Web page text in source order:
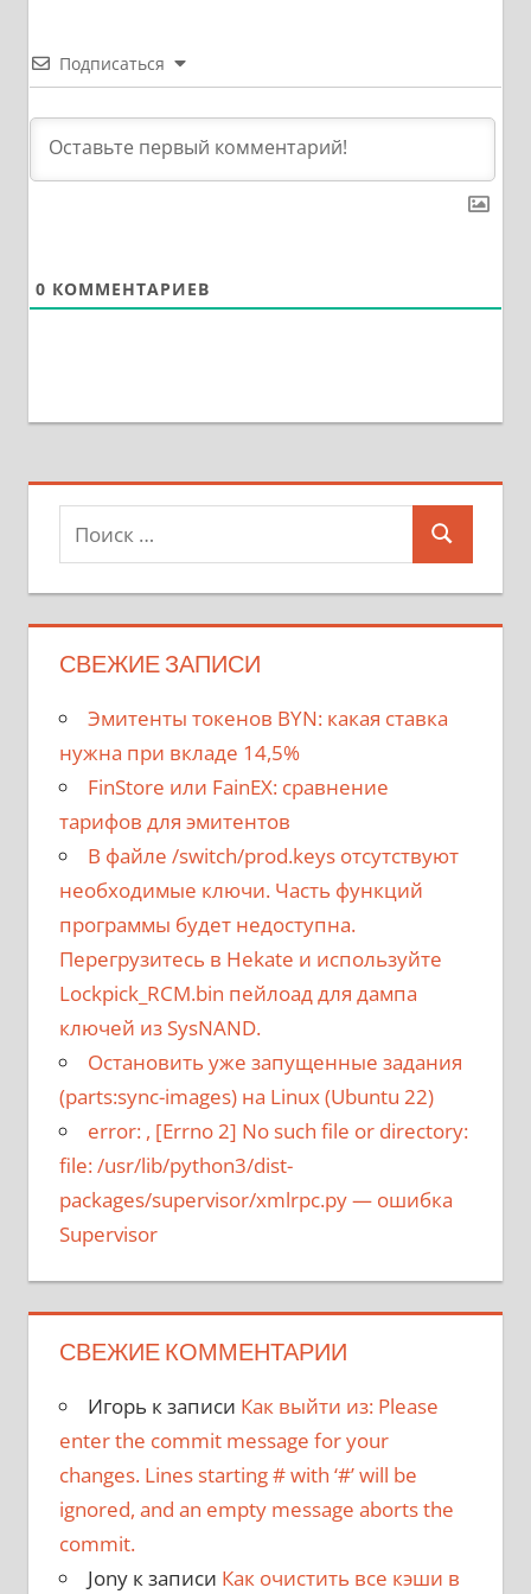
Подписаться
0 КОММЕНТАРИЕВ
Поиск
для:
Поиск
СВЕЖИЕ ЗАПИСИ
Эмитенты токенов BYN: какая ставка
нужна при вкладе 14,5%
FinStore или FainEX: сравнение
тарифов для эмитентов
В файле /switch/prod.keys отсутствуют
необходимые ключи. Часть функций
программы будет недоступна.
Перегрузитесь в Hekate и используйте
Lockpick_RCM.bin пейлоад для дампа
ключей из SysNAND.
Остановить уже запущенные задания
(parts:sync-images) на Linux (Ubuntu 22)
error: , [Errno 2] No such file or directory:
file: /usr/lib/python3/dist-
packages/supervisor/xmlrpc.py— ошибка
Supervisor
СВЕЖИЕ КОММЕНТАРИИ
Игорь к записи Как выйти из: Please
enter the commit message for your
changes. Lines starting # with ‘#’ will be
ignored, and an empty message aborts the
commit.
Jonyк записи Как очистить все кэши в